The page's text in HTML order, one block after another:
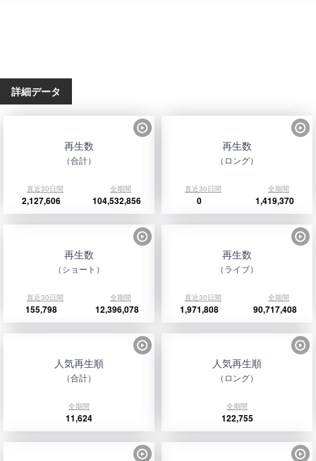
詳細データ
再生数
（合計）
直近30日間 全期間
2,127,606 104,532,856
再生数
（ロング）
直近30日間 全期間
0 1,419,370
再生数
（ショート）
直近30日間 全期間
155,798 12,396,078
再生数
（ライブ）
直近30日間 全期間
1,971,808 90,717,408
人気再生順
（合計）
全期間
11,624
人気再生順
（ロング）
全期間
122,755